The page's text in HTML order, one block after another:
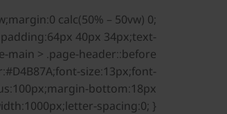
calc(50% – 50vw) 0;
40px 34px;text-
size:13px;font-
spacing:0; }